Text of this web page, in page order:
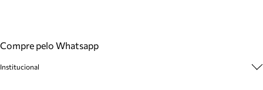
Compre pelo Whatsapp
Institucional